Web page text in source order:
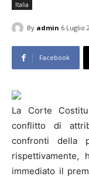
Italia
By admin 6 Luglio
Facebook
La Corte
conflitto di
confronti della
rispettivamente,
immediato il